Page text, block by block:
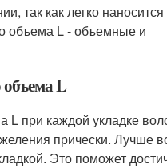
так как легко
объема L - объемные и
объема L
L при каждой укладке
прически. Лучше
Это поможет